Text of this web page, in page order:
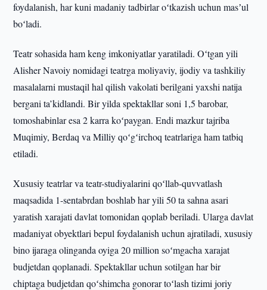
foydalanish, har kuni madaniy tadbirlar oʻtkazish uchun masʼul
boʻladi.
Teatr sohasida ham keng imkoniyatlar yaratiladi. Oʻtgan yili
Alisher Navoiy nomidagi teatrga moliyaviy, ijodiy va tashkiliy
masalalarni mustaqil hal qilish vakolati berilgani yaxshi natija
bergani ta’kidlandi. Bir yilda spektakllar soni 1,5 barobar,
tomoshabinlar esa 2 karra koʻpaygan. Endi mazkur tajriba
Muqimiy, Berdaq va Milliy qoʻgʻirchoq teatrlariga ham tatbiq
etiladi.
Xususiy teatrlar va teatr-studiyalarini qoʻllab-quvvatlash
maqsadida 1-sentabrdan boshlab har yili 50 ta sahna asari
yaratish xarajati davlat tomonidan qoplab beriladi. Ularga davlat
madaniyat obyektlari bepul foydalanish uchun ajratiladi, xususiy
bino ijaraga olinganda oyiga 20 million soʻmgacha xarajat
budjetdan qoplanadi. Spektakllar uchun sotilgan har bir
chiptaga budjetdan qoʻshimcha gonorar toʻlash tizimi joriy